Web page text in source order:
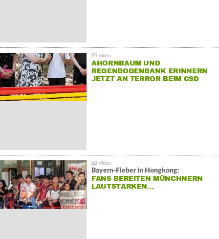
AHORNBAUM UND
REGENBOGENBANK ERINNERN
JETZT AN TERROR BEIM CSD
Bayern-Fieber in Hongkong:
FANS BEREITEN MÜNCHNERN
LAUTSTARKEN…